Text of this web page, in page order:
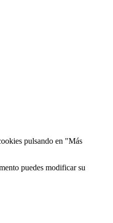
pulsando en "Más
puedes modificar su